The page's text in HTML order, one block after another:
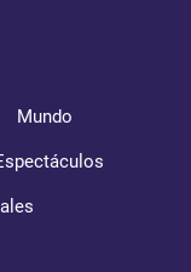
Mundo